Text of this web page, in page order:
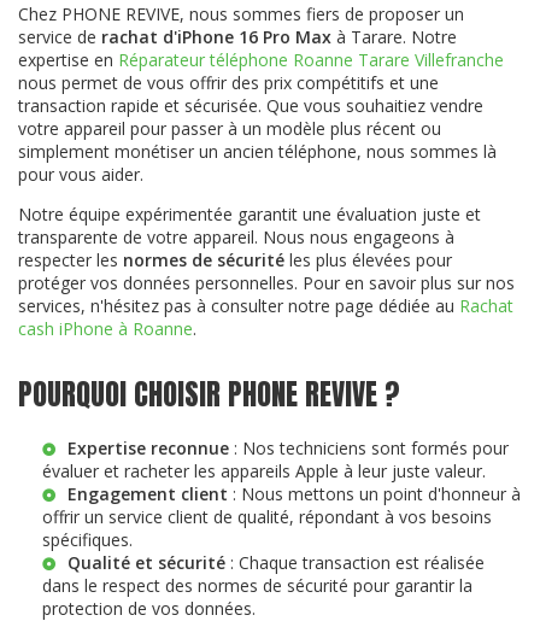
Chez PHONE REVIVE, nous sommes fiers de proposer un
service de rachat d'iPhone 16 Pro Max à Tarare. Notre
expertise en Réparateur téléphone Roanne Tarare Villefranche
nous permet de vous offrir des prix compétitifs et une
transaction rapide et sécurisée. Que vous souhaitiez vendre
votre appareil pour passer à un modèle plus récent ou
simplement monétiser un ancien téléphone, nous sommes là
pour vous aider.
Notre équipe expérimentée garantit une évaluation juste et
transparente de votre appareil. Nous nous engageons à
respecter les normes de sécurité les plus élevées pour
protéger vos données personnelles. Pour en savoir plus sur nos
services, n'hésitez pas à consulter notre page dédiée au Rachat
cash iPhone à Roanne.
POURQUOI CHOISIR PHONE REVIVE ?
Expertise reconnue : Nos techniciens sont formés pour
évaluer et racheter les appareils Apple à leur juste valeur.
Engagement client : Nous mettons un point d'honneur à
offrir un service client de qualité, répondant à vos besoins
spécifiques.
Qualité et sécurité : Chaque transaction est réalisée
dans le respect des normes de sécurité pour garantir la
protection de vos données.